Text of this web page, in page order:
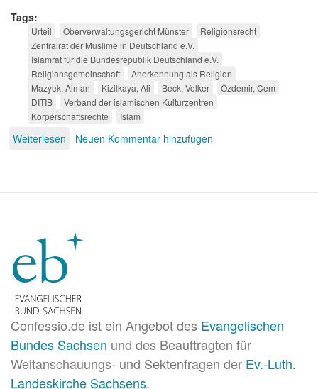
Tags
Urteil Oberverwaltungsgericht Münster
Religionsrecht
Zentralrat der Muslime in Deutschland e.V.
Islamrat für die Bundesrepublik Deutschland e.V.
Religionsgemeinschaft
Anerkennung als Religion
Mazyek, Aiman
Kizilkaya, Ali Beck, Volker
Özdemir, Cem
DITIB
Verband der islamischen Kulturzentren
Körperschaftsrechte
Islam
Weiterlesen über
keine
Neuen Kommentar hinzufügen
Confessio.de ist ein Angebot des Evangelischen
Bundes Sachsen und des Beauftragten für
Weltanschauungs- und Sektenfragen der Ev.-Luth.
Landeskirche Sachsens.